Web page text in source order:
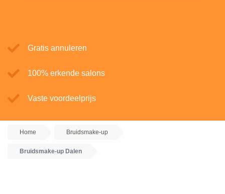
Gratis annuleren
100% erkende salons
Vaste voordeelprijs
Home Bruidsmake-up
Bruidsmake-up Dalen